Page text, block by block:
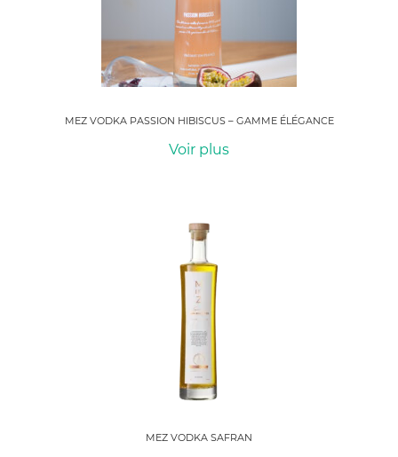
MEZ VODKA PASSION HIBISCUS – GAMME ÉLÉGANCE
Voir plus
MEZ VODKA SAFRAN